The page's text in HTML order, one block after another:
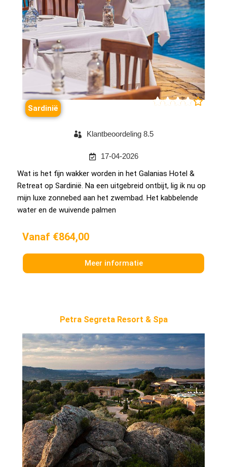

Sardinië
Klantbeoordeling 8.5
17-04-2026
Wat is het fijn wakker worden in het Galanias Hotel &
Retreat op Sardinië. Na een uitgebreid ontbijt, lig ik nu op
mijn luxe zonnebed aan het zwembad. Het kabbelende
water en de wuivende palmen
Vanaf €864,00
Meer informatie
Petra Segreta Resort & Spa